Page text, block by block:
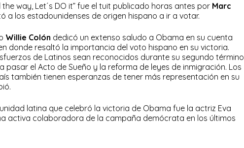
the way, Let´s DO it” fue el tuit publicado horas antes por Marc
a los estadounidenses de origen hispano a ir a votar.
Willie Colón dedicó un extenso saludo a Obama en su cuenta
en donde resaltó la importancia del voto hispano en su victoria.
de Latinos sean reconocidos durante su segundo término
pasar el Acto de Sueño y la reforma de leyes de inmigración. Los
también tienen esperanzas de tener más representación en su
latina que celebró la victoria de Obama fue la actriz Eva
activa colaboradora de la campaña demócrata en los últimos